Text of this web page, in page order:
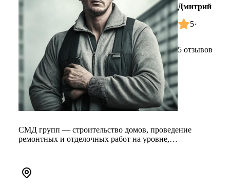
Дмитрий
5·
5 отзывов
СМД групп — строительство домов, проведение
ремонтных и отделочных работ на уровне,